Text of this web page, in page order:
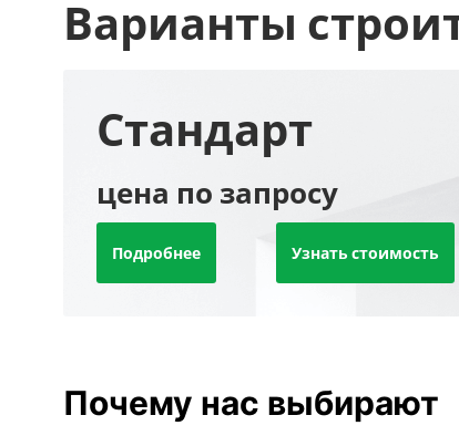
Варианты
Стандарт
цена по запросу
Подробнее Узнать стоимость
Почему нас выбирают